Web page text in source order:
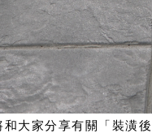
和大家分享有關「裝潢